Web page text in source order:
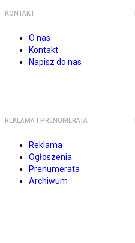
KONTAKT
O nas
Kontakt
Napisz do nas
REKLAMA I PRENUMERATA
Reklama
Ogłoszenia
Prenumerata
Archiwum